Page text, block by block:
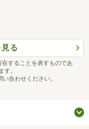
る
することを表すものであ
す。
合わせください。